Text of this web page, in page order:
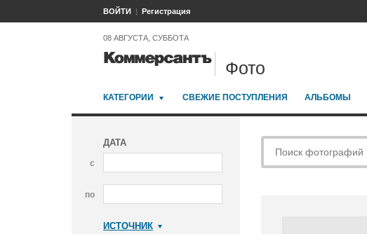
ВОЙТИ Регистрация
08 АВГУСТА, СУББОТА
Фото
КАТЕГОРИИ СВЕЖИЕ ПОСТУПЛЕНИЯ АЛЬБОМЫ
ДАТА
с
по
ИСТОЧНИК